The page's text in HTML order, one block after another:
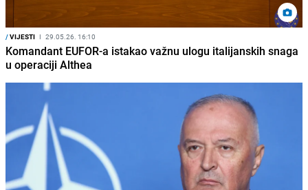
/VIJESTI I 29.05.26. 16:10
Komandant EUFOR-a istakao važnu ulogu italijanskih snaga
u operaciji Althea